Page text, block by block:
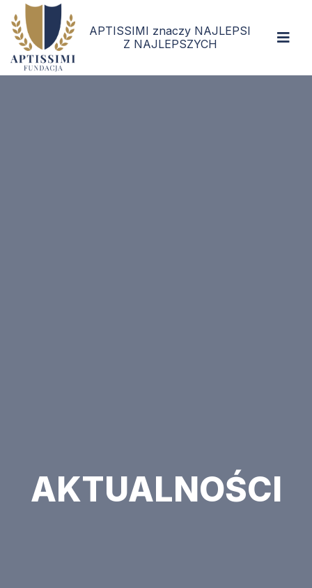
APTISSIMI znaczy NAJLEPSI
Z NAJLEPSZYCH
AKTUALNOŚCI